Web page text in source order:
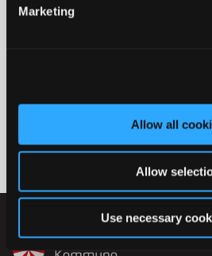
Marketing
Allow all
Allow
Use necessary
uddannelsesmesse